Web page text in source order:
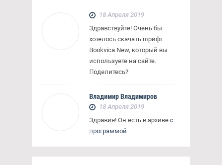
18 Апреля 2019
Здравствуйте! Очень бы
хотелось скачать шрифт
Bookvica New, который вы
используете на сайте.
Поделитесь?
Владимир Владимиров
18 Апреля 2019
Здравия! Он есть в архиве с
программой